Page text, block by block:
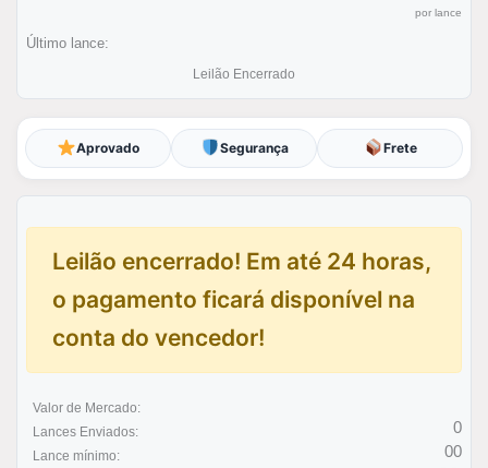
por lance
Último lance:
Leilão Encerrado
Aprovado Segurança Frete
Leilão encerrado! Em até 24 horas,
o pagamento ficará disponível na
conta do vencedor!
Valor de Mercado:
Lances Enviados:
0
Lance mínimo: 00